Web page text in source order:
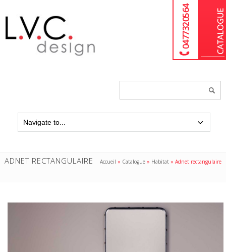
04 77 32 05 64
ADNET RECTANGULAIRE Accueil » Catalogue » Habitat »Adnet rectangulaire